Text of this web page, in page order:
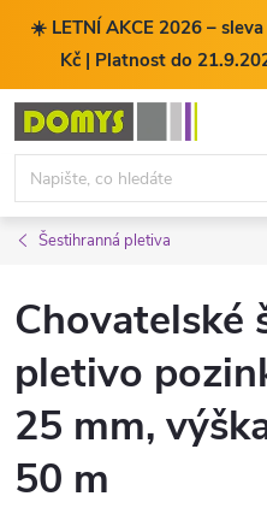
☀️ LETNÍ AKCE 2026 –
Kč | Platnost do
Přejít
obsah
Šestihranná pletiva
Chovatelské
pletivo
25 mm,
50 m